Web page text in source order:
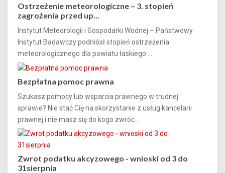
Ostrzeżenie meteorologiczne – 3. stopień
zagrożenia przed up…
Instytut Meteorologii i Gospodarki Wodnej – Państwowy
Instytut Badawczy podniósł stopień ostrzeżenia
meteorologicznego dla powiatu łaskiego ...
Bezpłatna pomoc prawna
Szukasz pomocy lub wsparcia prawnego w trudnej
sprawie? Nie stać Cię na skorzystanie z usług kancelarii
prawnej i nie masz się do kogo zwróc...
Zwrot podatku akcyzowego - wnioski od 3 do
31sierpnia